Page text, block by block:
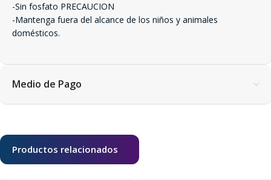
-Sin fosfato PRECAUCION
-Mantenga fuera del alcance de los niños y animales
domésticos.
Medio de Pago
Productos relacionados